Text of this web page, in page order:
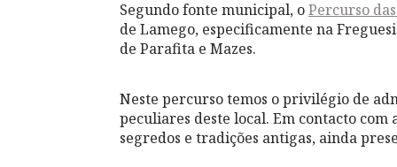
Segundo fonte municipal, oPercurso
de Lamego, especificamente na
de Parafita e Mazes.
Neste percurso temos o privilégio de
peculiares deste local. Em contacto
segredos e tradições antigas, ainda